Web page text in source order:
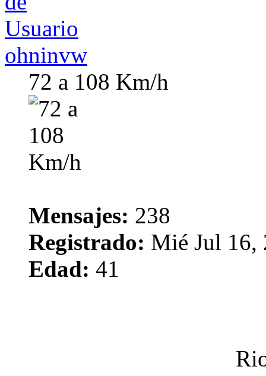
ohninvw
72 a 108 Km/h
Mensajes: 238
Registrado: Mié Jul 16,
Edad: 41